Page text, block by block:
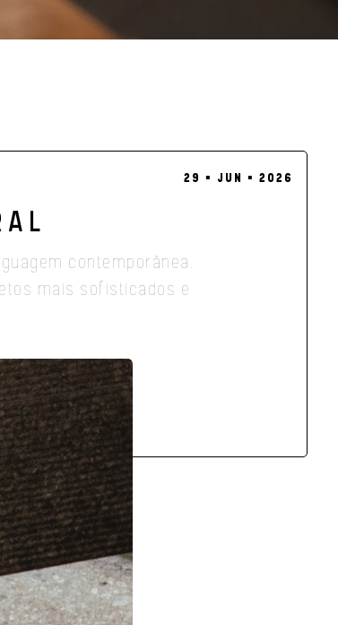
29 ▪ JUN ▪ 2026
contemporânea.
mais sofisticados e